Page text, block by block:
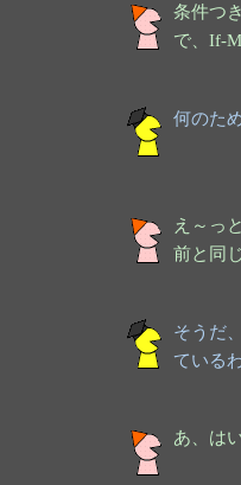
条件つ
で、If-
何のた
え～っ
前と同
そうだ、
ている
あ、は